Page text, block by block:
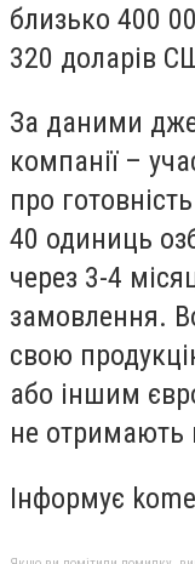
близько 400
320 доларів
За даними
компанії –
про
40 одиниць
через 3-4
замовлення.
свою
або іншим
не отримають
Інформує